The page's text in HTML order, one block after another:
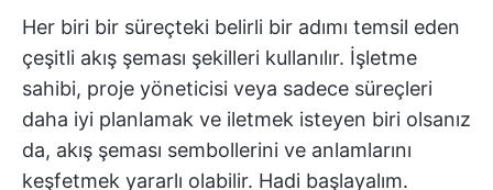
Her biri bir süreçteki belirli bir adımı temsil eden
çeşitli akış şeması şekilleri kullanılır. İşletme
sahibi, proje yöneticisi veya sadece süreçleri
daha iyi planlamak ve iletmek isteyen biri olsanız
da, akış şeması sembollerini ve anlamlarını
keşfetmek yararlı olabilir. Hadi başlayalım.